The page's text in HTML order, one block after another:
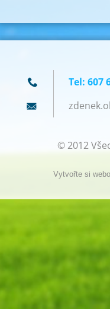
Tel: 607
zdenek.o
© 2012
Vytvořte si